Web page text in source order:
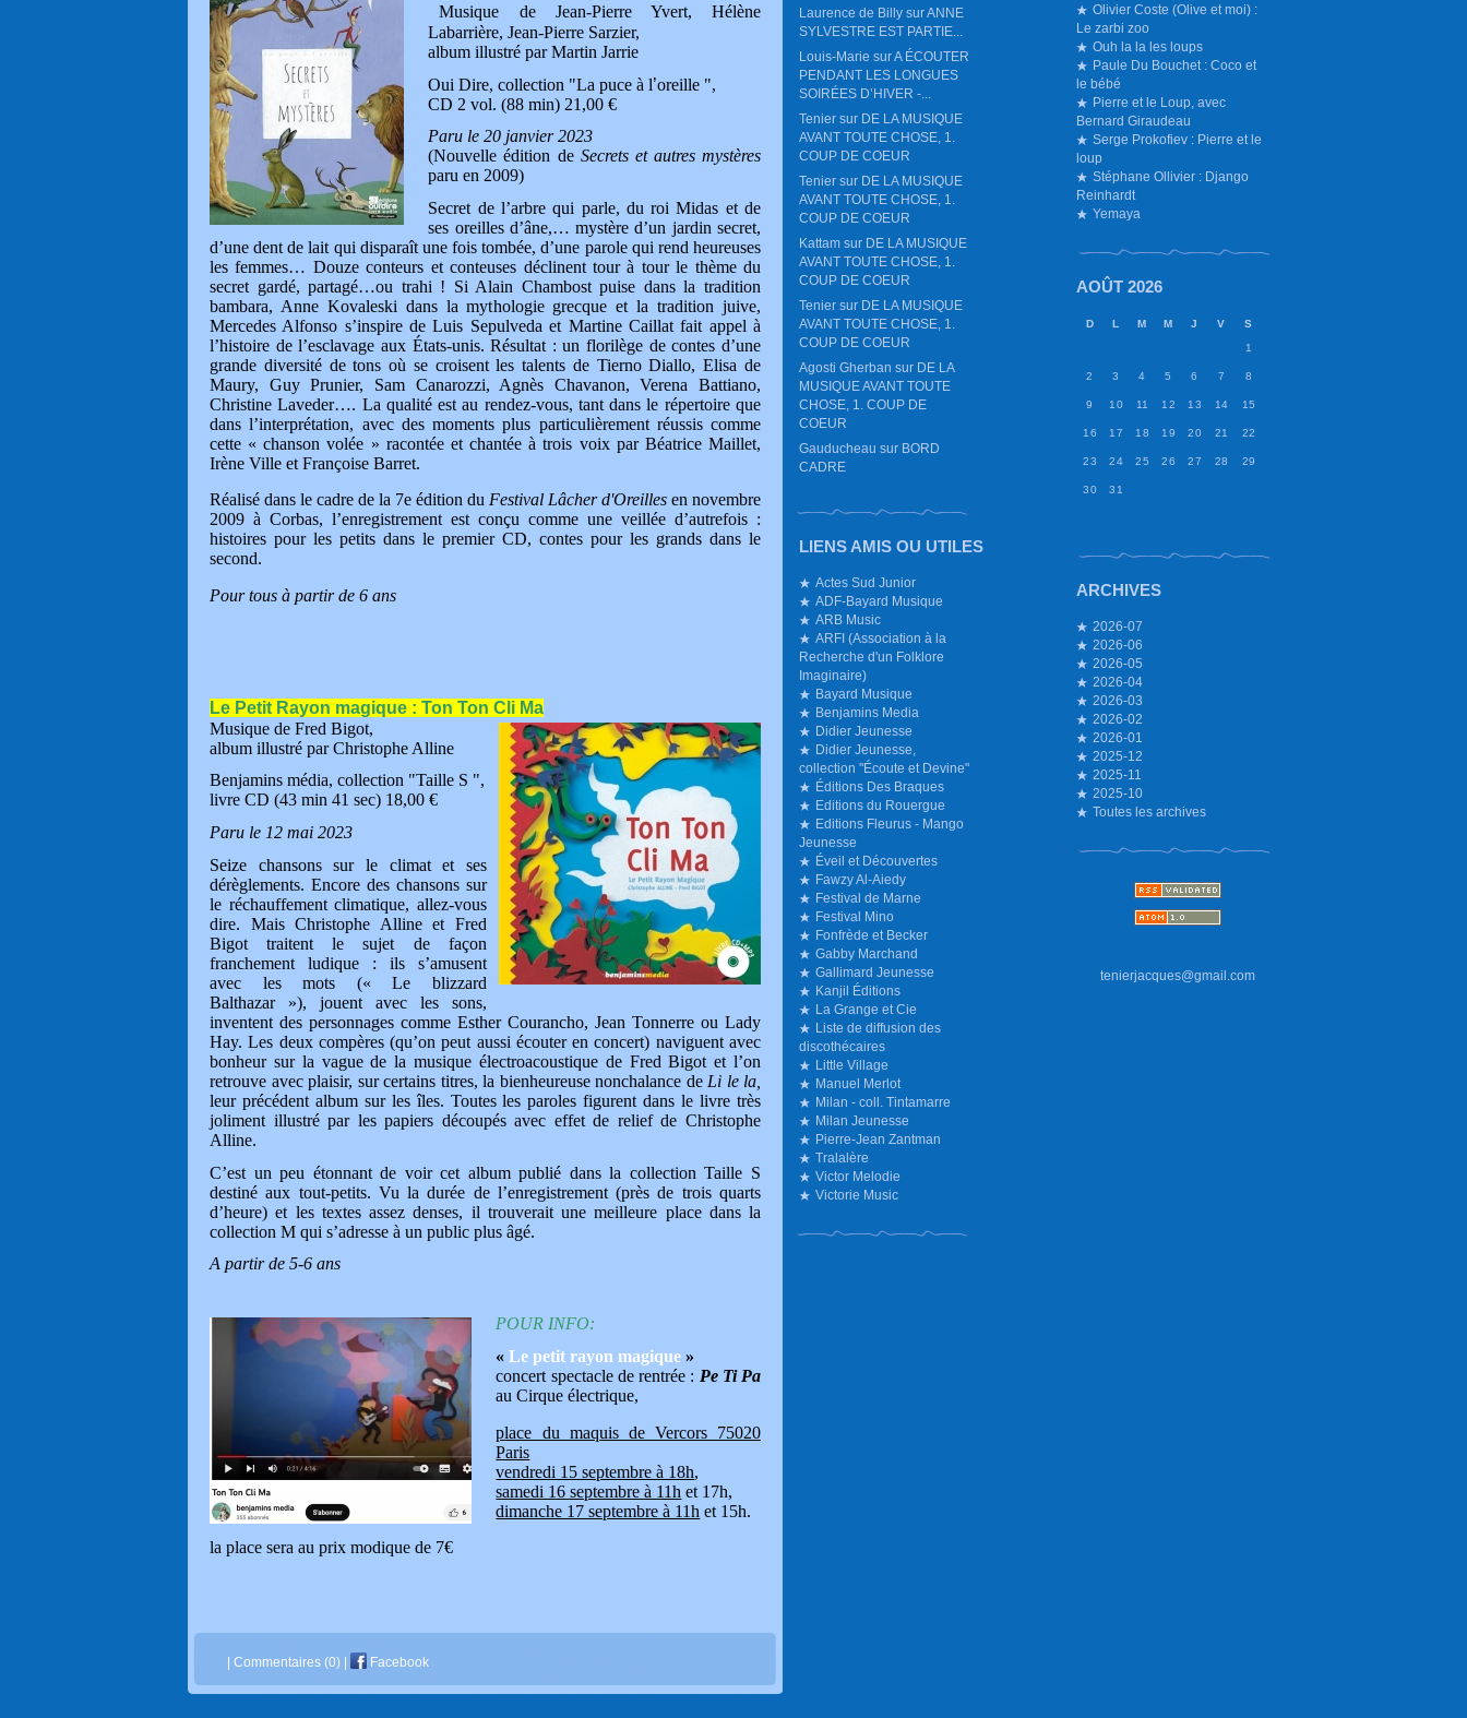
Olivier Coste (Olive et moi) :
Le zarbi zoo
Ouh la la les loups
Paule Du Bouchet : Coco et
le bébé
Pierre et le Loup, avec
Bernard Giraudeau
Serge Prokofiev : Pierre et le
loup
Stéphane Ollivier : Django
Reinhardt
Yemaya
AOÛT 2026
D L M M J V
S
1
2 3 4 5 6 7 8
9 10 11 12 13 14 15
16 17 18 19 20 21 22
23 24 25 26 27 28 29
30 31
ARCHIVES
2026-07
2026-06
2026-05
2026-04
2026-03
2026-02
2026-01
2025-12
2025-11
2025-10
Toutes les archives
tenierjacques@gmail.com
Laurence de Billy surANNE
SYLVESTRE EST PARTIE...
Louis-Marie surA ÉCOUTER
PENDANT LES LONGUES
SOIRÉES D’HIVER -...
Tenier sur DE LA MUSIQUE
AVANT TOUTE CHOSE, 1.
COUP DE COEUR
Tenier sur DE LA MUSIQUE
AVANT TOUTE CHOSE, 1.
COUP DE COEUR
Kattam sur DE LA MUSIQUE
AVANT TOUTE CHOSE, 1.
COUP DE COEUR
Tenier sur DE LA MUSIQUE
AVANT TOUTE CHOSE, 1.
COUP DE COEUR
Agosti Gherban sur DE LA
MUSIQUE AVANT TOUTE
CHOSE, 1. COUP DE
COEUR
Gauducheau sur BORD
CADRE
LIENS AMIS OU UTILES
Actes Sud Junior
ADF-Bayard Musique
ARB Music
ARFI (Association à la
Recherche d'un Folklore
Imaginaire)
Bayard Musique
Benjamins Media
Didier Jeunesse
Didier Jeunesse,
collection "Écoute et Devine"
Éditions Des Braques
Editions du Rouergue
Editions Fleurus - Mango
Jeunesse
Éveil et Découvertes
Fawzy Al-Aiedy
Festival de Marne
Festival Mino
Fonfrède et Becker
Gabby Marchand
Gallimard Jeunesse
Kanjil Éditions
La Grange et Cie
Liste de diffusion des
discothécaires
Little Village
Manuel Merlot
Milan - coll. Tintamarre
Milan Jeunesse
Pierre-Jean Zantman
Tralalère
Victor Melodie
Victorie Music
Musique de Jean-Pierre Yvert, Hélène
Labarrière, Jean-Pierre Sarzier,
album illustré par Martin Jarrie
Oui Dire, collection "La puce à l’oreille ",
CD 2 vol. (88 min) 21,00 €
Paru le 20 janvier 2023
(Nouvelle édition de Secrets et autres mystères
paru en 2009)
Secret de l’arbre qui parle, du roi Midas et de
ses oreilles d’âne,… mystère d’un jardin secret,
d’une dent de lait qui disparaît une fois tombée, d’une parole qui rend heureuses
les femmes… Douze conteurs et conteuses déclinent tour à tour le thème du
secret gardé, partagé…ou trahi ! Si Alain Chambost puise dans la tradition
bambara, Anne Kovaleski dans la mythologie grecque et la tradition juive,
Mercedes Alfonso s’inspire de Luis Sepulveda et Martine Caillat fait appel à
l’histoire de l’esclavage aux États-unis. Résultat : un florilège de contes d’une
grande diversité de tons où se croisent les talents de Tierno Diallo, Elisa de
Maury, Guy Prunier, Sam Canarozzi, Agnès Chavanon, Verena Battiano,
Christine Laveder…. La qualité est au rendez-vous, tant dans le répertoire que
dans l’interprétation, avec des moments plus particulièrement réussis comme
cette « chanson volée » racontée et chantée à trois voix par Béatrice Maillet,
Irène Ville et Françoise Barret.
Réalisé dans le cadre de la 7e édition du Festival Lâcher d'Oreilles en novembre
2009 à Corbas, l’enregistrement est conçu comme une veillée d’autrefois :
histoires pour les petits dans le premier CD, contes pour les grands dans le
second.
Pour tous à partir de 6 ans
Le Petit Rayon magique : Ton Ton Cli Ma
Musique de Fred Bigot,
album illustré par Christophe Alline
Benjamins média, collection "Taille S ",
livre CD (43 min 41 sec) 18,00 €
Paru le 12 mai 2023
Seize chansons sur le climat et ses
dérèglements. Encore des chansons sur
le réchauffement climatique, allez-vous
dire. Mais Christophe Alline et Fred
Bigot traitent le sujet de façon
franchement ludique : ils s’amusent
avec les mots (« Le blizzard
Balthazar »), jouent avec les sons,
inventent des personnages comme Esther Courancho, Jean Tonnerre ou Lady
Hay. Les deux compères (qu’on peut aussi écouter en concert) naviguent avec
bonheur sur la vague de la musique électroacoustique de Fred Bigot et l’on
retrouve avec plaisir, sur certains titres, la bienheureuse nonchalance de Li le la,
leur précédent album sur les îles. Toutes les paroles figurent dans le livre très
joliment illustré par les papiers découpés avec effet de relief de Christophe
Alline.
C’est un peu étonnant de voir cet album publié dans la collection Taille S
destiné aux tout-petits. Vu la durée de l’enregistrement (près de trois quarts
d’heure) et les textes assez denses, il trouverait une meilleure place dans la
collection M qui s’adresse à un public plus âgé.
A partir de 5-6 ans
POUR INFO:
«Le petit rayon magique »
concert spectacle de rentrée : Pe Ti Pa
au Cirque électrique,
place du maquis de Vercors 75020
Paris
vendredi 15 septembre à 18h,
samedi 16 septembre à 11h et 17h,
dimanche 17 septembre à 11h et 15h.
la place sera au prix modique de 7€
| Commentaires (0) | Facebook